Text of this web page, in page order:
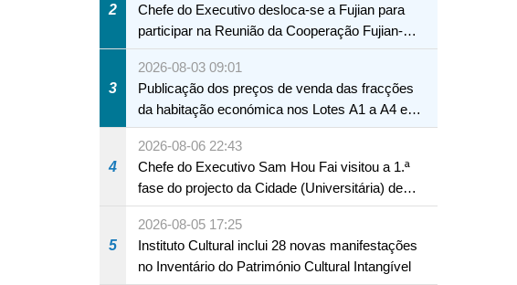
2
Chefe do Executivo desloca-se a Fujian para
participar na Reunião da Cooperação Fujian-
Macau
3
2026-08-03 09:01
Publicação dos preços de venda das fracções
da habitação económica nos Lotes A1 a A4 e
A12 da Zona A dos Novos Aterros
4
2026-08-06 22:43
Chefe do Executivo Sam Hou Fai visitou a 1.ª
fase do projecto da Cidade (Universitária) de
Educação Internacional de Macau e Hengqin
5
2026-08-05 17:25
Instituto Cultural inclui 28 novas manifestações
no Inventário do Património Cultural Intangível